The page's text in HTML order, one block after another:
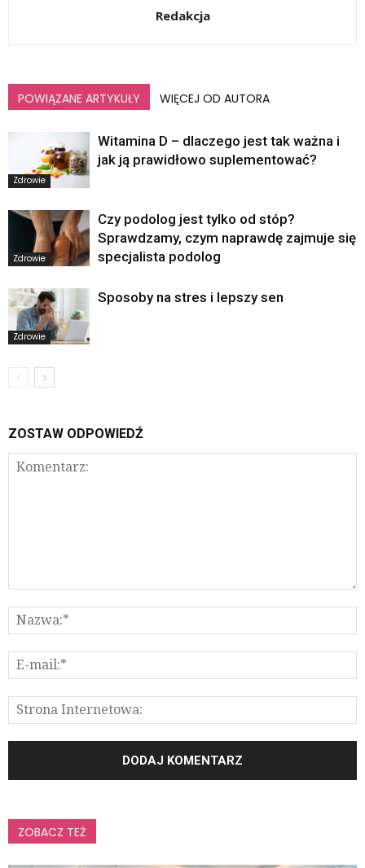
Redakcja
POWIĄZANE ARTYKUŁY WIĘCEJ OD AUTORA
Zdrowie
Witamina D – dlaczego jest tak ważna i
jak ją prawidłowo suplementować?
Zdrowie
Czy podolog jest tylko od stóp?
Sprawdzamy, czym naprawdę zajmuje się
specjalista podolog
Zdrowie
Sposoby na stres i lepszy sen
ZOSTAW ODPOWIEDŹ
ZOBACZ TEŻ